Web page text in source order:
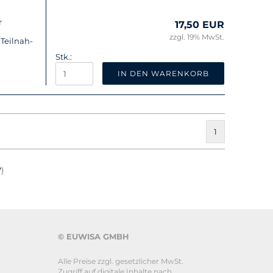
Teil­nah­
17,50 EUR
zzgl. 19% MwSt.
Stk.:
IN DEN WARENKORB
1
)
© EUWISA GMBH
Alle Preise zzgl. gesetzlicher MwSt.